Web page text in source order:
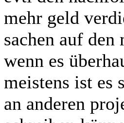
mehr geld
sachen auf den
wenn es
meistens ist es
an anderen